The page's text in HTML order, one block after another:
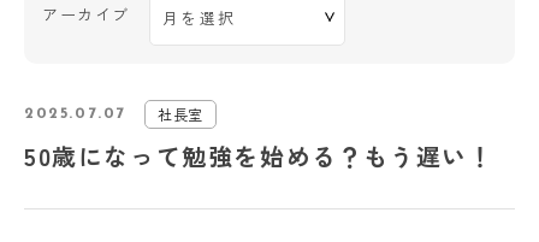
アーカイブ
2025.07.07 社長室
50歳になって勉強を始める？もう遅い！